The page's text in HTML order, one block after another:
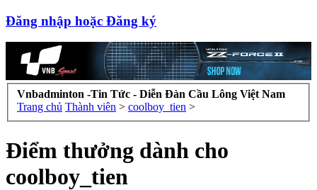
Đăng nhập hoặc Đăng ký
Vnbadminton -Tin Tức - Diễn Đàn Cầu Lông Việt Nam
Trang chủ Thành viên > coolboy_tien >
Điểm thưởng dành cho
coolboy_tien